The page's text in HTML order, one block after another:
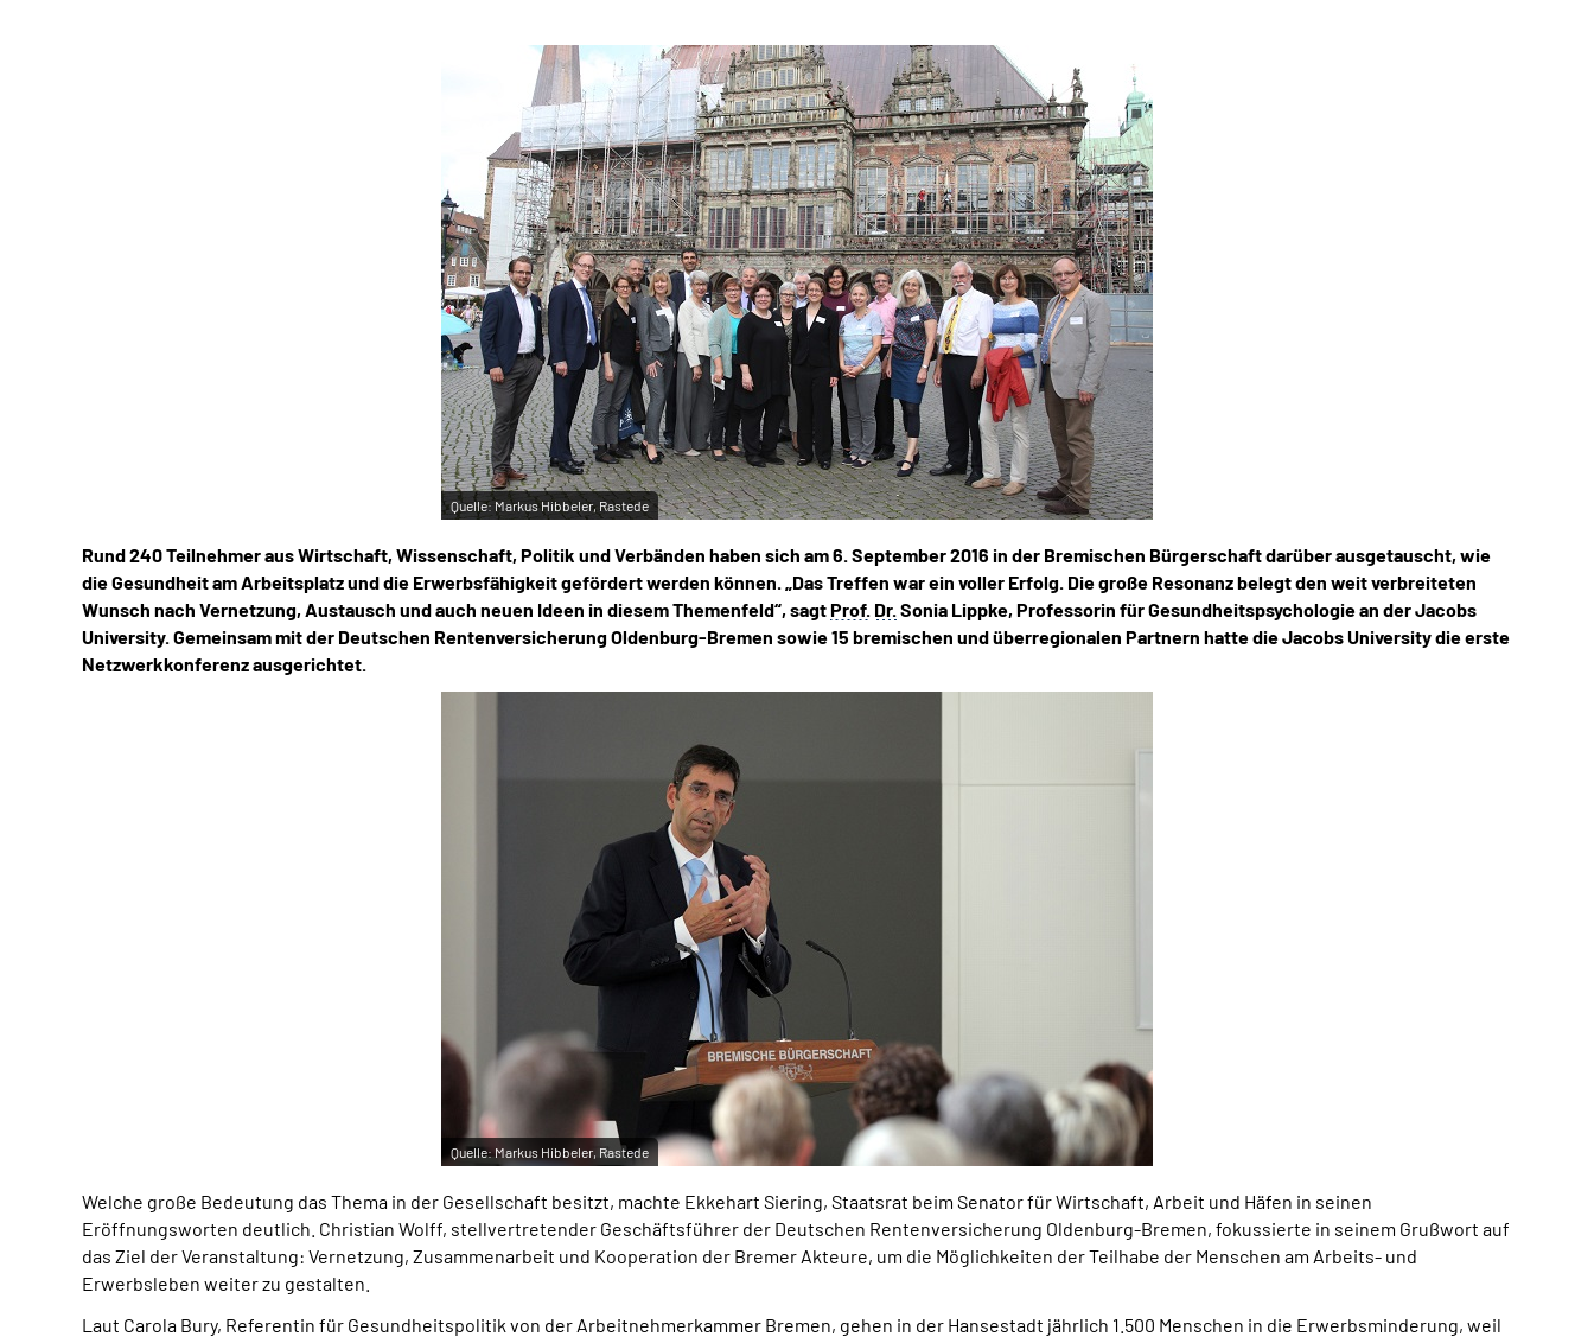
Quelle:Markus Hibbeler, Rastede
Rund 240 Teilnehmer aus Wirtschaft, Wissenschaft, Politik und Verbänden haben sich am 6. September 2016 in der Bremischen Bürgerschaft darüber ausgetauscht, wie
die Gesundheit am Arbeitsplatz und die Erwerbsfähigkeit gefördert werden können. „Das Treffen war ein voller Erfolg. Die große Resonanz belegt den weit verbreiteten
Wunsch nach Vernetzung, Austausch und auch neuen Ideen in diesem Themenfeld“, sagtProf. Dr.Sonia Lippke, Professorin für Gesundheitspsychologie an der Jacobs
University. Gemeinsam mit der Deutschen Rentenversicherung Oldenburg-Bremen sowie 15 bremischen und überregionalen Partnern hatte die Jacobs University die erste
Netzwerkkonferenz ausgerichtet.
Quelle:Markus Hibbeler, Rastede
Welche große Bedeutung das Thema in der Gesellschaft besitzt, machte Ekkehart Siering, Staatsrat beim Senator für Wirtschaft, Arbeit und Häfen in seinen
Eröffnungsworten deutlich. Christian Wolff, stellvertretender Geschäftsführer der Deutschen Rentenversicherung Oldenburg-Bremen, fokussierte in seinem Grußwort auf
das Ziel der Veranstaltung: Vernetzung, Zusammenarbeit und Kooperation der Bremer Akteure, um die Möglichkeiten der Teilhabe der Menschen am Arbeits- und
Erwerbsleben weiter zu gestalten.
Laut Carola Bury, Referentin für Gesundheitspolitik von der Arbeitnehmerkammer Bremen, gehen in der Hansestadt jährlich 1.500 Menschen in die Erwerbsminderung, weil